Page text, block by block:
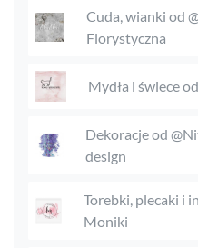
Cuda, wianki od
Florystyczna
Mydła i świece
Dekoracje od
design
Torebki, plecaki i
Moniki